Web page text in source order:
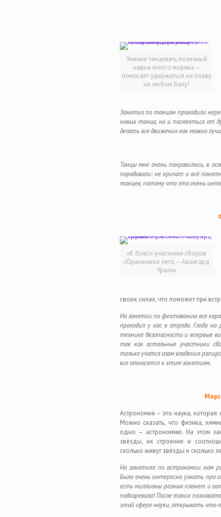
Умение танцевать полезный
навык юного моряка –
помогает удержаться на плаву
на любом балу!
Занятия по танцам проходили
новых танца, но и посмеяться от
делать все движения как можно
Танцы мне очень понравились, в
порадовали: не кричат и всё
танцев, потому что это очень
«К бою!» участники сборов
«Оранжевое лето – Авангард
Урала»
своих силах, что поможет при
На занятии по фехтованию все
проходил у нас в отряде. Глядя
технике безопасности и впервые
так как остальные участники
только учатся азам владения
все относятся к этим занятиям.
Астрономия – это наука,
Можно сказать, что физика,
одно – астрономию. На этом
звёзды, их строение и
сколько живут звёзды и сколько
На занятиях по астрономии нам
Было очень интересно узнать про
есть миллионы разных планет и
подозревала! После таких
этой сфере науки, открывать что-